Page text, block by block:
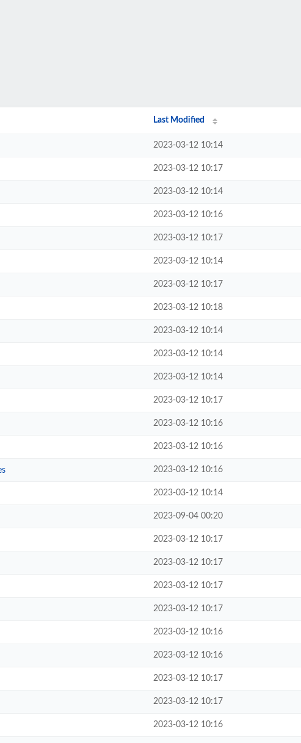
Last Modified
2023-03-12 10:14
2023-03-12 10:17
2023-03-12 10:14
2023-03-12 10:16
2023-03-12 10:17
2023-03-12 10:14
2023-03-12 10:17
2023-03-12 10:18
2023-03-12 10:14
2023-03-12 10:14
2023-03-12 10:14
2023-03-12 10:17
2023-03-12 10:16
2023-03-12 10:16
2023-03-12 10:16
2023-03-12 10:14
2023-09-04 00:20
2023-03-12 10:17
2023-03-12 10:17
2023-03-12 10:17
2023-03-12 10:17
2023-03-12 10:16
2023-03-12 10:16
2023-03-12 10:17
2023-03-12 10:17
2023-03-12 10:16